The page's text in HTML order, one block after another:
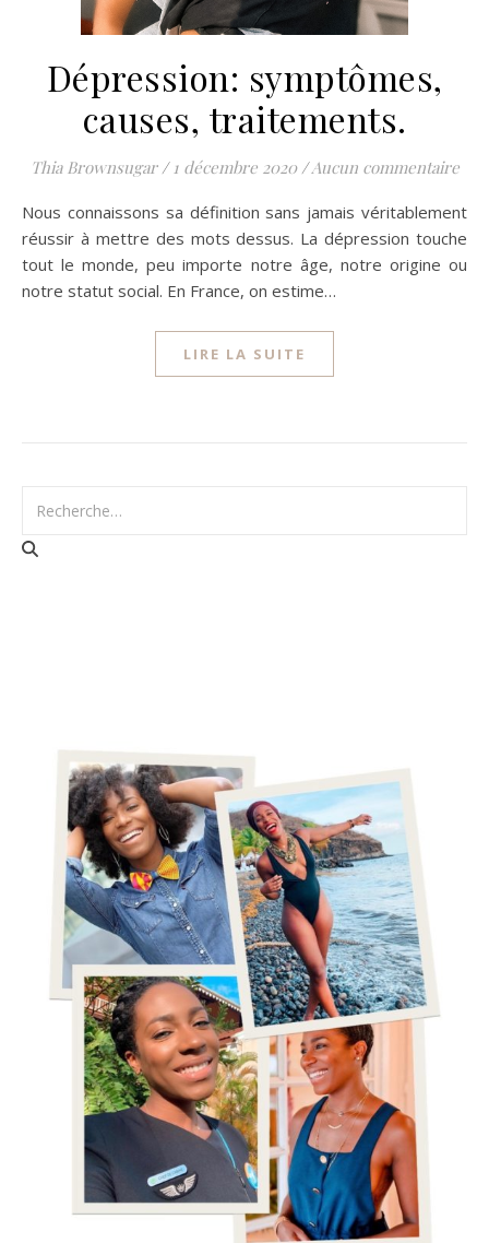
Dépression: symptômes,
causes, traitements.
Thia Brownsugar / 1 décembre 2020 /Aucun commentaire
Nous connaissons sa définition sans jamais véritablement
réussir à mettre des mots dessus. La dépression touche
tout le monde, peu importe notre âge, notre origine ou
notre statut social. En France, on estime…
LIRE LA SUITE